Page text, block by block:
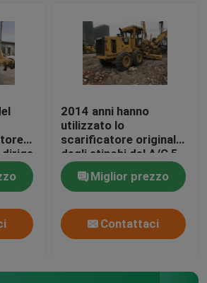
2014 anni hanno
utilizzato lo
scarificatore originale
degli stinchi del A/C 5
della pittura del
selezionatore del
motore del gatto 140k
Miglior prezzo
Contattaci